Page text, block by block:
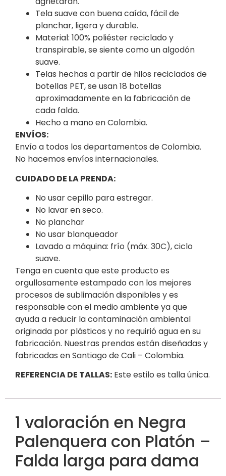
Tela suave con buena caída, fácil de
planchar, ligera y durable.
Material: 100% poliéster reciclado y
transpirable, se siente como un algodón
suave.
Telas hechas a partir de hilos reciclados de
botellas PET, se usan 18 botellas
aproximadamente en la fabricación de
cada falda.
Hecho a mano en Colombia.
ENVÍOS:
Envío a todos los departamentos de Colombia.
No hacemos envíos internacionales.
CUIDADO DE LA PRENDA:
No usar cepillo para estregar.
No lavar en seco.
No planchar
No usar blanqueador
Lavado a máquina: frío (máx. 30C), ciclo
suave.
Tenga en cuenta que este producto es
orgullosamente estampado con los mejores
procesos de sublimación disponibles y es
responsable con el medio ambiente ya que
ayuda a reducir la contaminación ambiental
originada por plásticos y no requirió agua en su
fabricación. Nuestras prendas están diseñadas y
fabricadas en Santiago de Cali – Colombia.
REFERENCIA DE TALLAS: Este estilo es talla única.
1 valoración en Negra
Palenquera con Platón –
Falda larga para dama